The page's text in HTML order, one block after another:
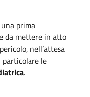
prima
da mettere in atto
nell’attesa
particolare le
.